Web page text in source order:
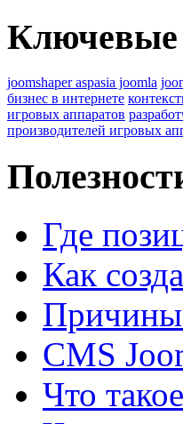
Ключевые
joomshaper aspasia joomla
бизнес в интернете
игровых аппаратов
производителей игровых
Где
Как
Причины
CMS
Что